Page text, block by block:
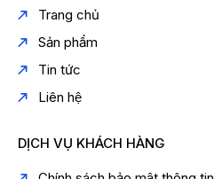
Trang chủ
Sản phẩm
Tin tức
Liên hệ
DỊCH VỤ KHÁCH HÀNG